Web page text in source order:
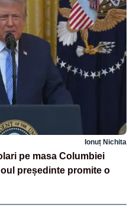
Ionuț Nichita
pe masa Columbiei
președinte promite o